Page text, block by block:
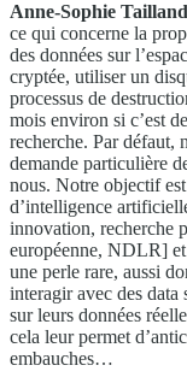
Anne-Sophie
ce qui concerne la
des données sur
cryptée, utiliser un
processus de
mois environ si c’est
recherche. Par défaut,
demande particulière
nous. Notre objectif
d’intelligence
innovation, recherche
européenne, NDLR]
une perle rare, aussi
interagir avec des
sur leurs données
cela leur permet
embauches…